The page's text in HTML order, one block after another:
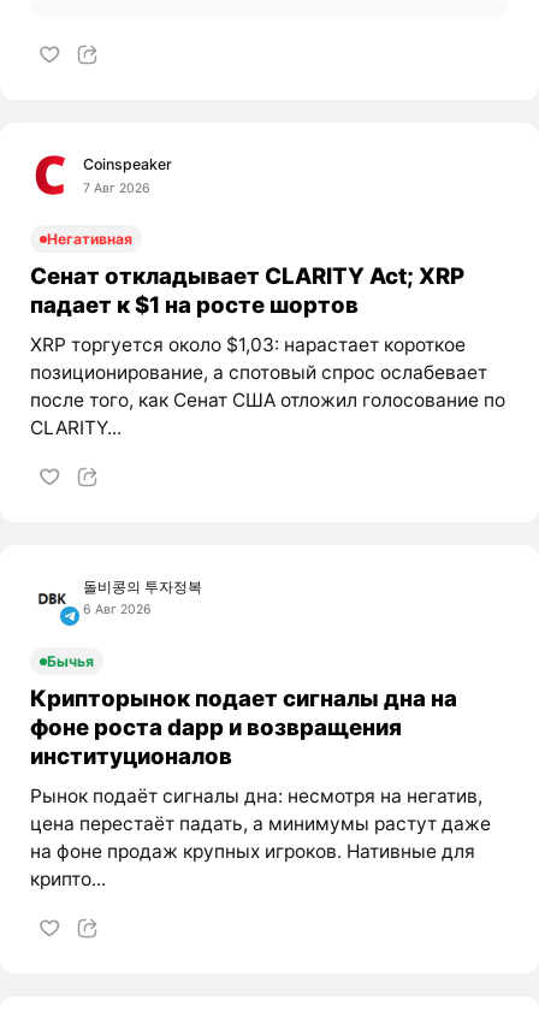
Coinspeaker
7 Авг 2026
Негативная
Сенат откладывает CLARITY Act; XRP
падает к $1 на росте шортов
XRP торгуется около $1,03: нарастает короткое
позиционирование, а спотовый спрос ослабевает
после того, как Сенат США отложил голосование по
CLARITY...
돌비콩의 투자정복
6 Авг 2026
Бычья
Крипторынок подает сигналы дна на
фоне роста dapp и возвращения
институционалов
Рынок подаёт сигналы дна: несмотря на негатив,
цена перестаёт падать, а минимумы растут даже
на фоне продаж крупных игроков. Нативные для
крипто...